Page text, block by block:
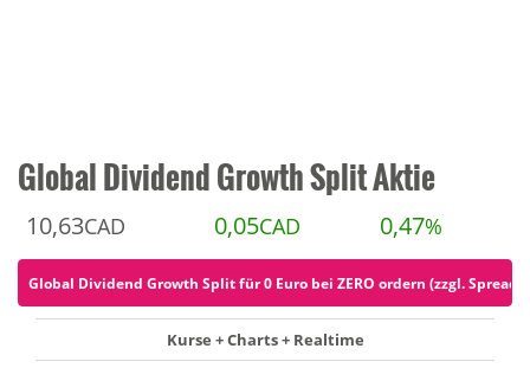
Global Dividend Growth Split Aktie
10,63CAD 0,05CAD 0,47%
Global Dividend Growth Split für 0 Euro bei ZERO ordern (zzgl. Spreads)
Kurse + Charts + Realtime